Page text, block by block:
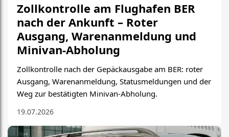
Zollkontrolle am Flughafen BER
nach der Ankunft – Roter
Ausgang, Warenanmeldung und
Minivan-Abholung
Zollkontrolle nach der Gepäckausgabe am BER: roter
Ausgang, Warenanmeldung, Statusmeldungen und der
Weg zur bestätigten Minivan-Abholung.
19.07.2026